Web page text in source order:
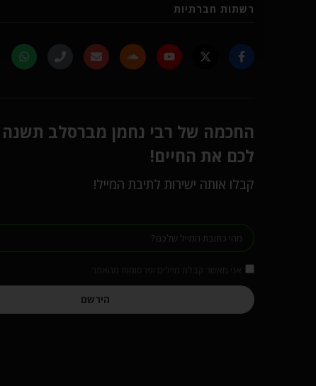
רשתות חברתיות
החכמה של רבי נחמן מברסלב תשנה
לכם את החיים!
קבלו אותה ישירות לתיבת המייל!
הירשם